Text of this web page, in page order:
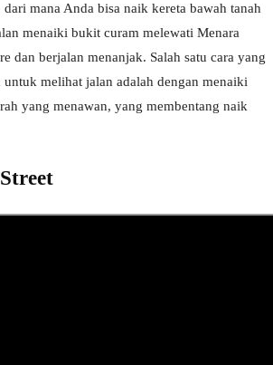
mana Anda bisa naik kereta bawah tanah
menaiki bukit curam melewati Menara
dan berjalan menanjak. Salah satu cara yang
melihat jalan adalah dengan menaiki
yang menawan, yang membentang naik